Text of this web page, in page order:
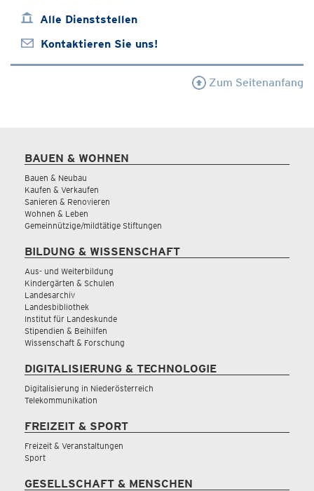
Alle Dienststellen
Kontaktieren Sie uns!
Zum Seitenanfang
BAUEN & WOHNEN
Bauen & Neubau
Kaufen & Verkaufen
Sanieren & Renovieren
Wohnen & Leben
Gemeinnützige/mildtätige Stiftungen
BILDUNG & WISSENSCHAFT
Aus- und Weiterbildung
Kindergärten & Schulen
Landesarchiv
Landesbibliothek
Institut für Landeskunde
Stipendien & Beihilfen
Wissenschaft & Forschung
DIGITALISIERUNG & TECHNOLOGIE
Digitalisierung in Niederösterreich
Telekommunikation
FREIZEIT & SPORT
Freizeit & Veranstaltungen
Sport
GESELLSCHAFT & MENSCHEN